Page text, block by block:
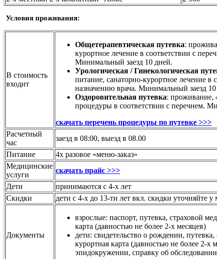
Условия проживания:
В стоимость
входит
Общетерапевтическая путевка:
курортное лечение в соответствии с
Минимальный заезд 10 дней.
Урологическая / Гинекологическая
питание, санаторно-курортное лечение в
назначению врача. Минимальный заезд
Оздоровительная путевка: проживание,
процедуры в соответствии с перечнем.
скачать перечень процедуры по путевке >>>
Расчетный
час
заезд в 08:00, выезд в 08.00
Питание
4х разовое «меню-заказ»
Медицинские
услуги
скачать прайс >>>
Дети
принимаются с 4-х лет
Скидки
дети с 4-х до 13-ти лет вкл. скидки уточняйте
Документы
взрослые: паспорт, путевка, страховой
карта (давностью не более 2-х месяцев)
дети: свидетельство о рождении,
курортная карта (давностью не более 2-х
эпидокружении, справку об